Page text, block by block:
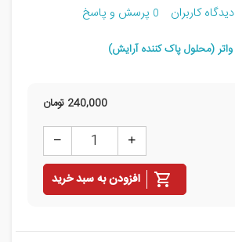
دیدگاه کاربران 0 پرسش و پاسخ
(محلول پاک کننده آرایش)
240,000 تومان
افزودن به سبد خرید